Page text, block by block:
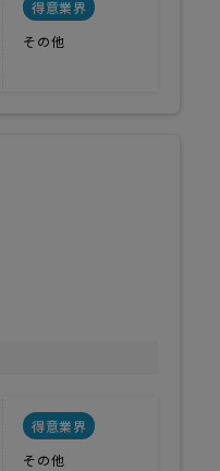
得意業界
その他
得意業界
その他